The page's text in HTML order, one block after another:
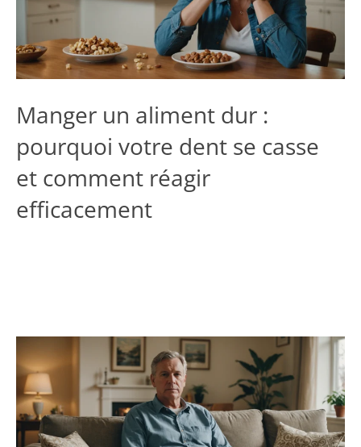
Manger un aliment dur :
pourquoi votre dent se casse
et comment réagir
efficacement